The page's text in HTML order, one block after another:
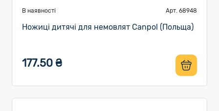
В наявності Арт. 68948
Ножиці дитячі для немовлят Canpol (Польща)
177.50 ₴